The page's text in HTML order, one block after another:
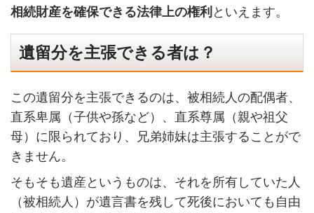
相続財産を確保できる法律上の権利 といえます。
遺留分を主張できる者は？
この遺留分を主張できるのは、被相続人の配偶者、
直系卑属（子供や孫など）、直系尊属（親や祖父
母）に限られており、兄弟姉妹は主張することがで
きません。
そもそも遺産というものは、それを所有していた人
（被相続人）が遺言書を残して死後においても自由